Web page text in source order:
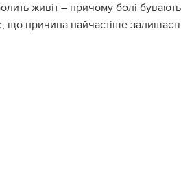
живіт – причому болі
що причина найчастіше